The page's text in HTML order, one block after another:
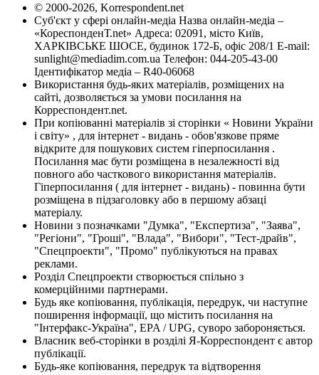
© 2000-2026, Korrespondent.net
Суб'єкт у сфері онлайн-медіа Назва онлайн-медіа –
«КореспонденТ.net» Адреса: 02091, місто Київ,
ХАРКІВСЬКЕ ШОСЕ, будинок 172-Б, офіс 208/1 E-mail:
sunlight@mediadim.com.ua Телефон: 044-205-43-00
Ідентифікатор медіа – R40-06068
Використання будь-яких матеріалів, розміщених на
сайті, дозволяється за умови посилання на
Корреспондент.net.
При копіюванні матеріалів зі сторінки « Новини України
і світу» , для інтернет - видань - обов'язкове пряме
відкрите для пошукових систем гіперпосилання .
Посилання має бути розміщена в незалежності від
повного або часткового використання матеріалів.
Гіперпосилання ( для інтернет - видань) - повинна бути
розміщена в підзаголовку або в першому абзаці
матеріалу.
Новини з позначками "Думка", "Експертиза", "Заява",
"Регіони", "Гроші", "Влада", "Вибори", "Тест-драйв",
"Спецпроекти", "Промо" публікуються на правах
реклами.
Розділ Спецпроекти створюється спільно з
комерційними партнерами.
Будь яке копіювання, публікація, передрук, чи наступне
поширення інформації, що містить посилання на
"Інтерфакс-Україна", EPA / UPG, суворо забороняється.
Власник веб-сторінки в розділі Я-Корреспондент є автор
публікації.
Будь-яке копіювання, передрук та відтворення